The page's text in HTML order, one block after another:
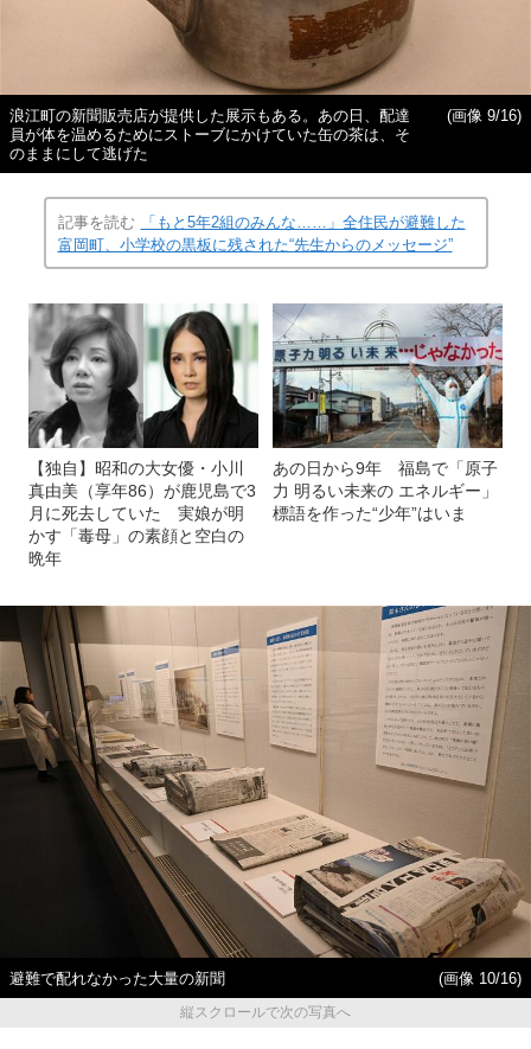
浪江町の新聞販売店が提供した展示もある。あの日、配達
員が体を温めるためにストーブにかけていた缶の茶は、そ
のままにして逃げた
(画像 9/16)
記事を読む
「もと5年2組のみんな……」全住民が避難した
富岡町、小学校の黒板に残された“先生からのメッセージ”
【独自】昭和の大女優・小川
真由美（享年86）が鹿児島で3
月に死去していた 実娘が明
かす「毒母」の素顔と空白の
晩年
あの日から9年 福島で「原子
力 明るい未来の エネルギー」
標語を作った“少年”はいま
避難で配れなかった大量の新聞
(画像 10/16)
縦スクロールで次の写真へ